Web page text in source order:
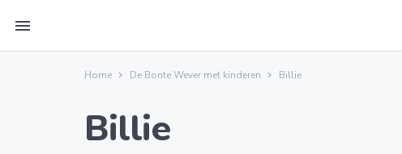
menu
Home De Bonte Wever met kinderen Billie
Billie